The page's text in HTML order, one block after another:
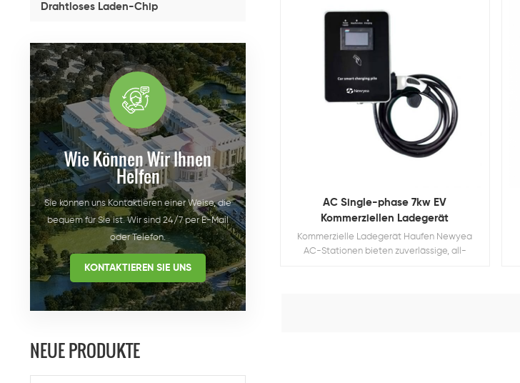
Drahtloses Laden-Chip
Wie Können Wir Ihnen
Helfen
Sie können uns Kontaktieren einer Weise, die
bequem für Sie ist. Wir sind 24/7 per E-Mail
oder Telefon.
KONTAKTIEREN SIE UNS
NEUE PRODUKTE
AC Single-phase 7kw EV
Kommerziellen Ladegerät
Kommerzielle Ladegerät Haufen Newyea
AC-Stationen bieten zuverlässige, all-